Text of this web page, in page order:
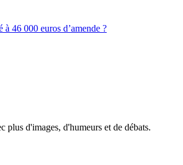
46 000 euros d’amende ?
d'images, d'humeurs et de débats.